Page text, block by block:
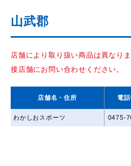
山武郡
店舗により取り扱い商品は異なり
接店舗にお問い合わせください。
店舗名 ・住所 電
わかしおスポーツ 0475-